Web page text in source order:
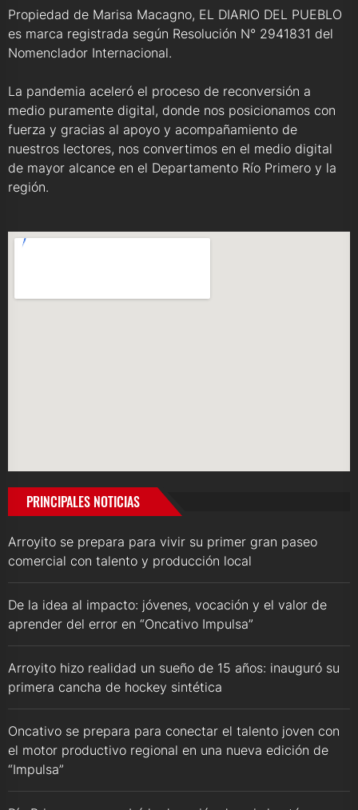
Propiedad de Marisa Macagno, EL DIARIO DEL PUEBLO
es marca registrada según Resolución N° 2941831 del
Nomenclador Internacional.
La pandemia aceleró el proceso de reconversión a
medio puramente digital, donde nos posicionamos con
fuerza y gracias al apoyo y acompañamiento de
nuestros lectores, nos convertimos en el medio digital
de mayor alcance en el Departamento Río Primero y la
región.
PRINCIPALES NOTICIAS
Arroyito se prepara para vivir su primer gran paseo
comercial con talento y producción local
De la idea al impacto: jóvenes, vocación y el valor de
aprender del error en “Oncativo Impulsa”
Arroyito hizo realidad un sueño de 15 años: inauguró su
primera cancha de hockey sintética
Oncativo se prepara para conectar el talento joven con
el motor productivo regional en una nueva edición de
“Impulsa”